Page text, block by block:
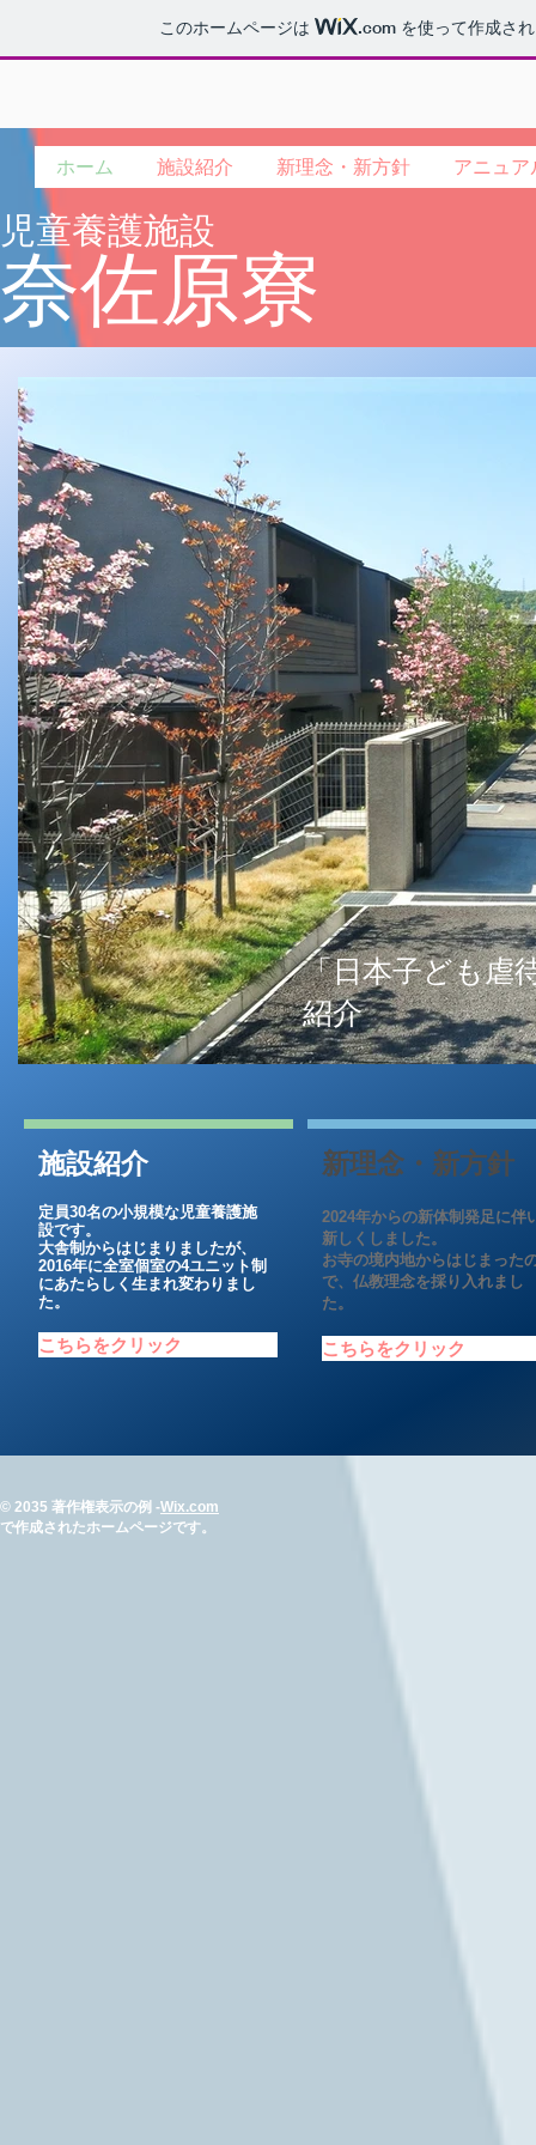
このホームページは .com を使って作成さ
ホーム 施設紹介 新理念・新方針 アニュア
児童養護施設
奈佐原寮
「日本子ども虐
紹介
施設紹介
定員30名の小規模な児童養護施
設です。
大舎制からはじまりましたが、
2016年に全室個室の4ユニット制
にあたらしく生まれ変わりまし
た。
こちらをクリック
新理念・新方針
2024年からの新体制発足に伴
新しくしました。
お寺の境内地からはじまった
で、仏教理念を採り入れまし
た。
こちらをクリック
© 2035 著作権表示の例 -Wix.com
で作成されたホームページです。